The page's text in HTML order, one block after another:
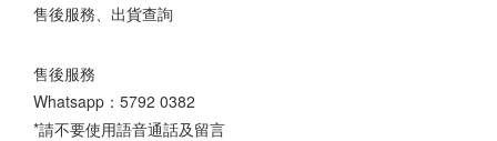
售後服務、出貨查詢
售後服務
Whatsapp： 5792 0382
*請不要使用語音通話及留言